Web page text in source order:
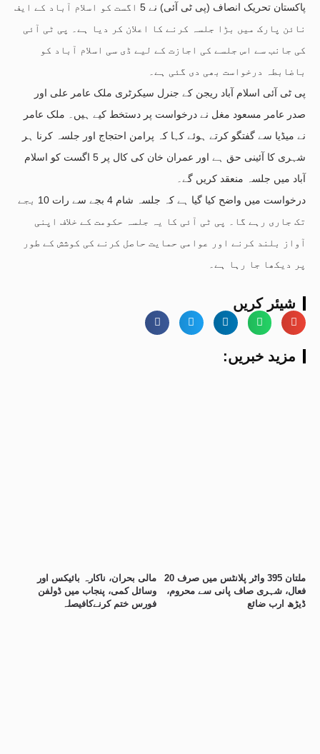
پاکستان تحریک انصاف (پی ٹی آئی) نے 5 اگست کو اسلام آباد کے ایف
نائن پارک میں بڑا جلسہ کرنے کا اعلان کر دیا ہے۔ پی ٹی آئی
کی جانب سے اس جلسے کی اجازت کے لیے ڈی سی اسلام آباد کو
باضابطہ درخواست بھی دی گئی ہے۔
پی ٹی آئی اسلام آباد ریجن کے جنرل سیکرٹری ملک عامر علی اور
صدر عامر مسعود مغل نے درخواست پر دستخط کیے ہیں۔ ملک عامر
نے میڈیا سے گفتگو کرتے ہوئے کہا کہ پرامن احتجاج اور جلسہ کرنا ہر
شہری کا آئینی حق ہے اور عمران خان کی کال پر 5 اگست کو اسلام
آباد میں جلسہ منعقد کریں گے۔
درخواست میں واضح کیا گیا ہے کہ جلسہ شام 4 بجے سے رات 10 بجے
تک جاری رہے گا۔ پی ٹی آئی کا یہ جلسہ حکومت کے خلاف اپنی
آواز بلند کرنے اور عوامی حمایت حاصل کرنے کی کوشش کے طور
پر دیکھا جا رہا ہے۔
شیئر کریں
:مزید خبریں
مالی بحران، ناکارہ بائیکس اور
وسائل کمی، پنجاب میں ڈولفن
فورس ختم کرنےکافیصلہ
ملتان 395 واٹر پلانٹس میں صرف 20
فعال، شہری صاف پانی سے محروم،
ڈیڑھ ارب ضائع